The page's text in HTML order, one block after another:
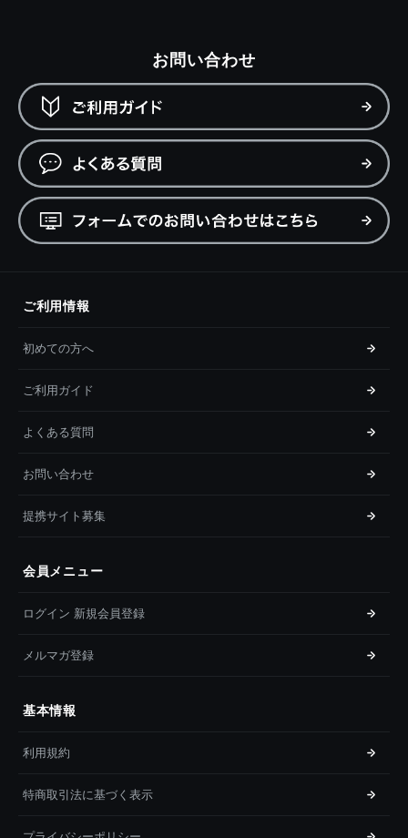
お問い合わせ
ご利用情報
初めての方へ
ご利用ガイド
よくある質問
お問い合わせ
提携サイト募集
会員メニュー
ログイン 新規会員登録
メルマガ登録
基本情報
利用規約
特商取引法に基づく表示